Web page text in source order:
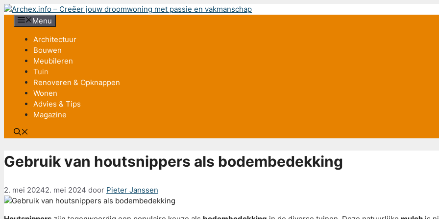
Ga
naar
inhoud
Menu
Architectuur
Bouwen
Meubileren
Tuin
Renoveren & Opknappen
Wonen
Advies & Tips
Magazine
Gebruik van houtsnippers als bodembedekking
2. mei 20242. mei 2024 door Pieter Janssen